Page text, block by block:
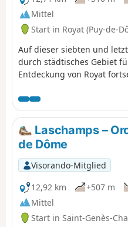
Mittel
Start in Royat (Puy-de-
Auf dieser siebten und
durch städtisches Gebiet
Entdeckung von Royat
bewaldeten Anhöhen der
Felsvorsprung Rocher du
und den Park des
Badearchitektur. Auf dem
können Sie schließlich das
entdecken.
Laschamps –
de Dôme
Visorando-Mitglied
12,92 km
+507 m
Mittel
Start in Saint-Genès-